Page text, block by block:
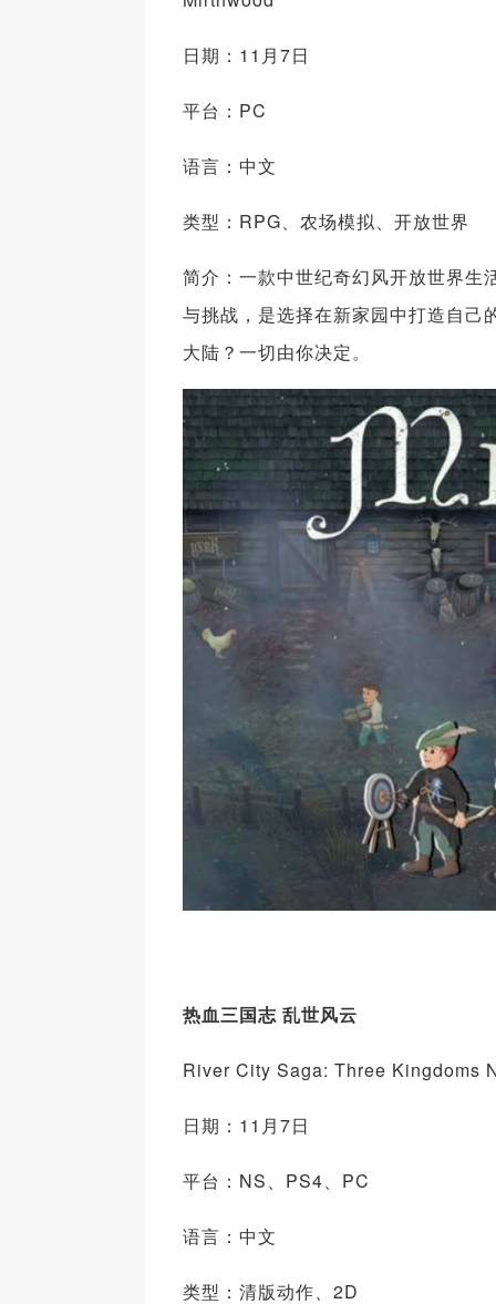
日期：11月7日
平台：PC
语言：中文
类型：RPG、农场模拟、开放世界
简介：一款中世纪奇幻风开放世界生
与挑战，是选择在新家园中打造自己
大陆？一切由你决定。
热血三国志 乱世风云
River City Saga: Three Kingdoms
日期：11月7日
平台：NS、PS4、PC
语言：中文
类型：清版动作、2D